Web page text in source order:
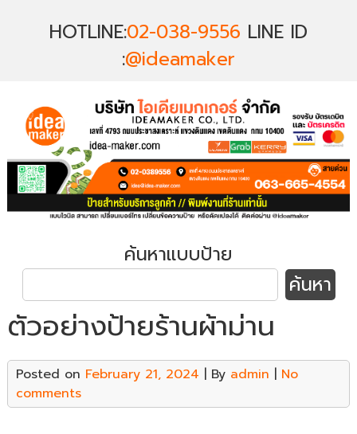
HOTLINE:02-038-9556 LINE ID
:@ideamaker
ค้นหาแบบป้าย
ตัวอย่างป้ายร้านผ้าม่าน
Posted on February 21, 2024 | By admin | No
comments